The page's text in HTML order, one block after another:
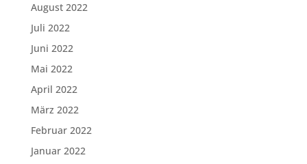
August 2022
Juli 2022
Juni 2022
Mai 2022
April 2022
März 2022
Februar 2022
Januar 2022